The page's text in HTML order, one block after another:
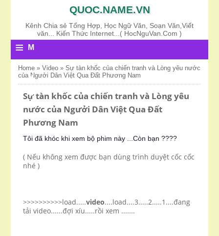
QUOC.NAME.VN
Kênh Chia sẻ Tổng Hợp, Học Ngữ Văn, Soạn Văn,Viết
văn... Kiến Thức Internet...( HocNguVan.Com )
≡
M
N
U
Home »Video »Sự tàn khốc của chiến tranh và Lòng yêu nước
của Ngưởi Dân Việt Qua Đất Phương Nam
Sự tàn khốc của chiến tranh và Lòng yêu
nước của Ngưởi Dân Việt Qua Đất
Phương Nam
Tôi đã khóc khi xem bộ phim này ...Còn bạn ????
( Nếu không xem được bạn dùng trình duyệt cốc cốc
nhé )
>>>>>>>>>>load.....video....load....3.....2.....1....đang
tải video......đợi xíu.....rồi xem .......